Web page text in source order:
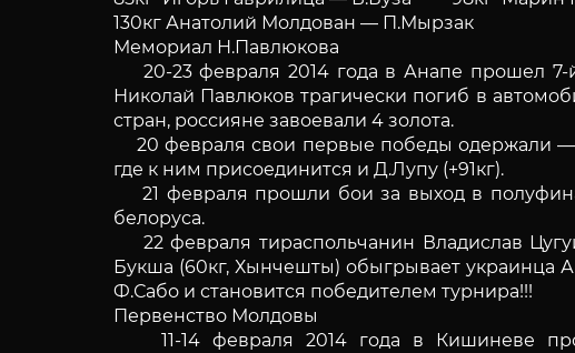
130кг Анатолий Молдован — П.Мырзак
Мемориал Н.Павлюкова
20-23 февраля 2014 года в Анапе прошел
Николай Павлюков трагически погиб в
стран, россияне завоевали 4 золота.
20 февраля свои первые победы одержали —
где к ним присоединится и Д.Лупу (+91кг).
21 февраля прошли бои за выход в
белоруса.
22 февраля тираспольчанин Владислав
Букша (60кг, Хынчешты) обыгрывает украинца
Ф.Сабо и становится победителем турнира!!!
Первенство Молдовы
11-14 февраля 2014 года в Кишиневе